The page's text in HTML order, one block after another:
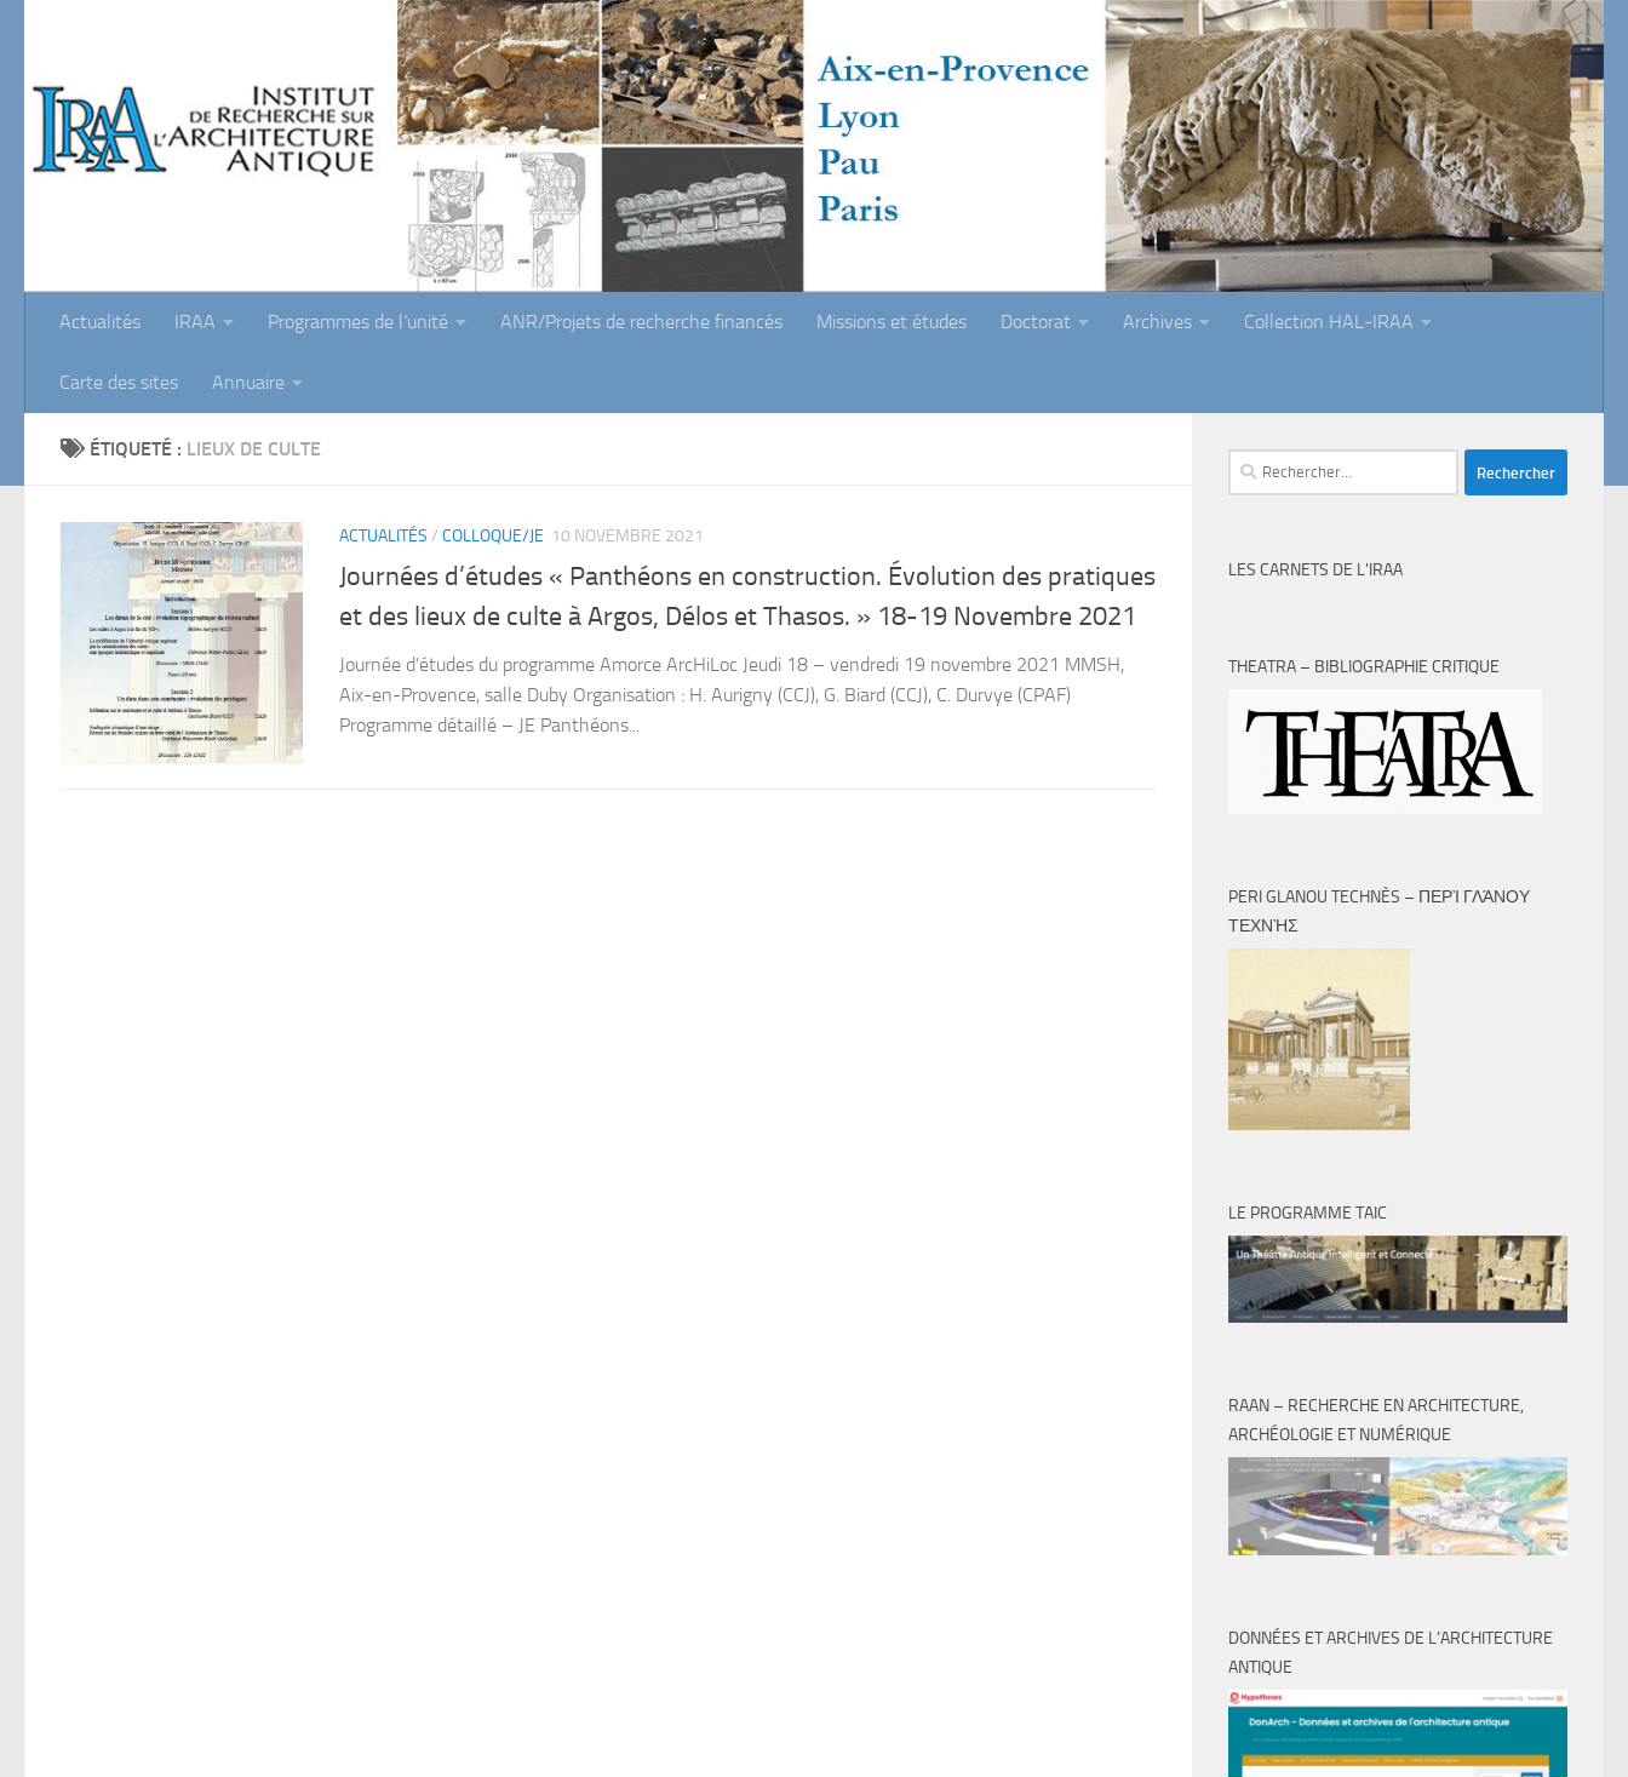
Actualités IRAA Programmes de l’unité ANR/Projets de recherche financés Missions et études Doctorat Archives Collection HAL-IRAA
Carte des sites Annuaire
ÉTIQUETÉ : LIEUX DE CULTE
ACTUALITÉS / COLLOQUE/JE 10 NOVEMBRE 2021
Journées d’études « Panthéons en construction. Évolution des pratiques
et des lieux de culte à Argos, Délos et Thasos. » 18-19 Novembre 2021
Journée d’études du programme Amorce ArcHiLoc Jeudi 18 – vendredi 19 novembre 2021 MMSH,
Aix-en-Provence, salle Duby Organisation : H. Aurigny (CCJ), G. Biard (CCJ), C. Durvye (CPAF)
Programme détaillé – JE Panthéons...
Rechercher :
LES CARNETS DE L’IRAA
THEATRA – BIBLIOGRAPHIE CRITIQUE
PERI GLANOU TECHNÈS – ΠΕΡῚ ΓΛΆΝΟΥ
ΤΕΧΝῊΣ
LE PROGRAMME TAIC
RAAN – RECHERCHE EN ARCHITECTURE,
ARCHÉOLOGIE ET NUMÉRIQUE
DONNÉES ET ARCHIVES DE L’ARCHITECTURE
ANTIQUE